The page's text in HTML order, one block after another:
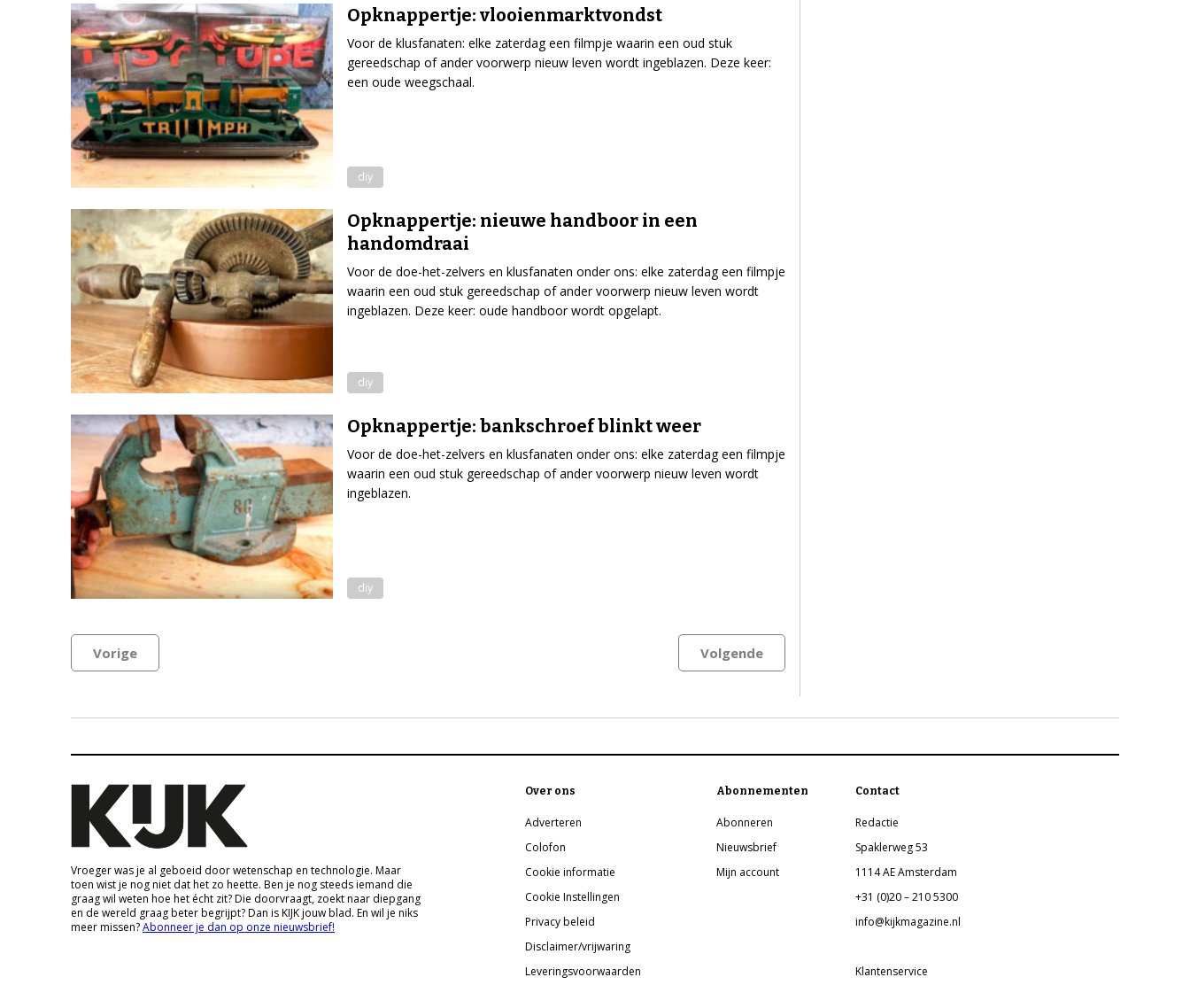
Opknappertje: vlooienmarktvondst
Voor de klusfanaten: elke zaterdag een filmpje waarin een oud stuk
gereedschap of ander voorwerp nieuw leven wordt ingeblazen. Deze keer:
een oude weegschaal.
diy
Opknappertje: nieuwe handboor in een
handomdraai
Voor de doe-het-zelvers en klusfanaten onder ons: elke zaterdag een filmpje
waarin een oud stuk gereedschap of ander voorwerp nieuw leven wordt
ingeblazen. Deze keer: oude handboor wordt opgelapt.
diy
Opknappertje: bankschroef blinkt weer
Voor de doe-het-zelvers en klusfanaten onder ons: elke zaterdag een filmpje
waarin een oud stuk gereedschap of ander voorwerp nieuw leven wordt
ingeblazen.
diy
Vorige Volgende
Vroeger was je al geboeid door wetenschap en technologie. Maar
toen wist je nog niet dat het zo heette. Ben je nog steeds iemand die
graag wil weten hoe het écht zit? Die doorvraagt, zoekt naar diepgang
en de wereld graag beter begrijpt? Dan is KIJK jouw blad. En wil je niks
meer missen?Abonneer je dan op onze nieuwsbrief!
Over ons
Adverteren
Colofon
Cookie informatie
Cookie Instellingen
Privacy beleid
Disclaimer/vrijwaring
Leveringsvoorwaarden
Abonnementen
Abonneren
Nieuwsbrief
Mijn account
Contact
Redactie
Spaklerweg 53
1114 AE Amsterdam
+31 (0)20 – 210 5300
info@kijkmagazine.nl
Klantenservice